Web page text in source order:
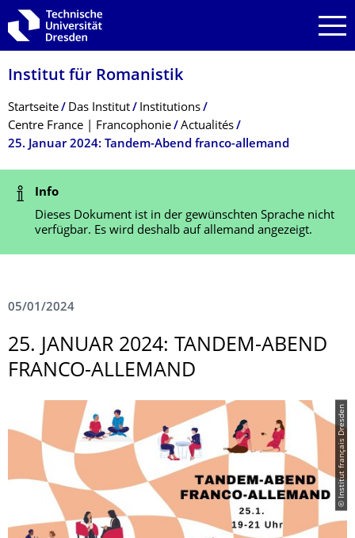
Zur Hauptnavigation springen
Zur Suche springen
Zum Inhalt springen
Institut für Romanistik
Breadcrumb-Menü
Startseite Das Institut
Institutions
Centre France | Francophonie
Actualités
25. Januar 2024: Tandem-Abend franco-allemand
Statusmeldung
Info
Dieses Dokument ist in der gewünschten Sprache nicht
verfügbar. Es wird deshalb auf allemand angezeigt.
05/01/2024
25. JANUAR 2024: TANDEM-ABEND
FRANCO-ALLEMAND
© Institut français Dresden